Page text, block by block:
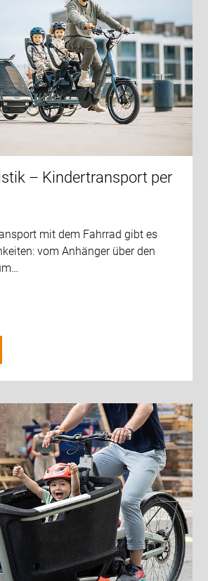
– Kindertransport per
mit dem Fahrrad gibt es
vom Anhänger über den